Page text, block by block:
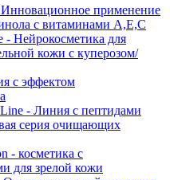
применение
с витаминами A,Е,С
- Нейрокосметика для
кожи с куперозом/
с эффектом
- Линия с пептидами
серия очищающих
- косметика с
для зрелой кожи